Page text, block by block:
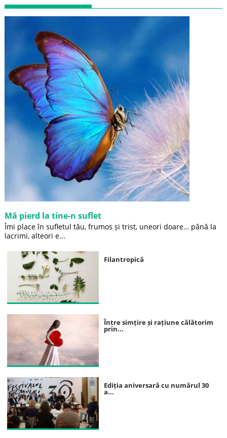
Mă pierd la tine-n suflet
Îmi place în sufletul tău, frumos și trist, uneori doare… până la
lacrimi, alteori e...
Filantropică
Între simțire și rațiune călătorim
prin...
Ediția aniversară cu numărul 30
a...